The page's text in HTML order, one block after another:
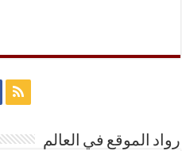
رواد الموقع في العالم